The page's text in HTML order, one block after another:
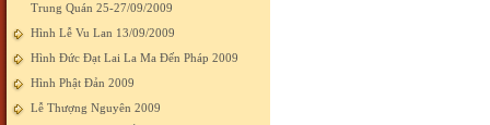
Trung Quán 25-27/09/2009
Hình Lễ Vu Lan 13/09/2009
Hình Đức Đạt Lai La Ma Đến Pháp 2009
Hình Phật Đản 2009
Lễ Thượng Nguyên 2009